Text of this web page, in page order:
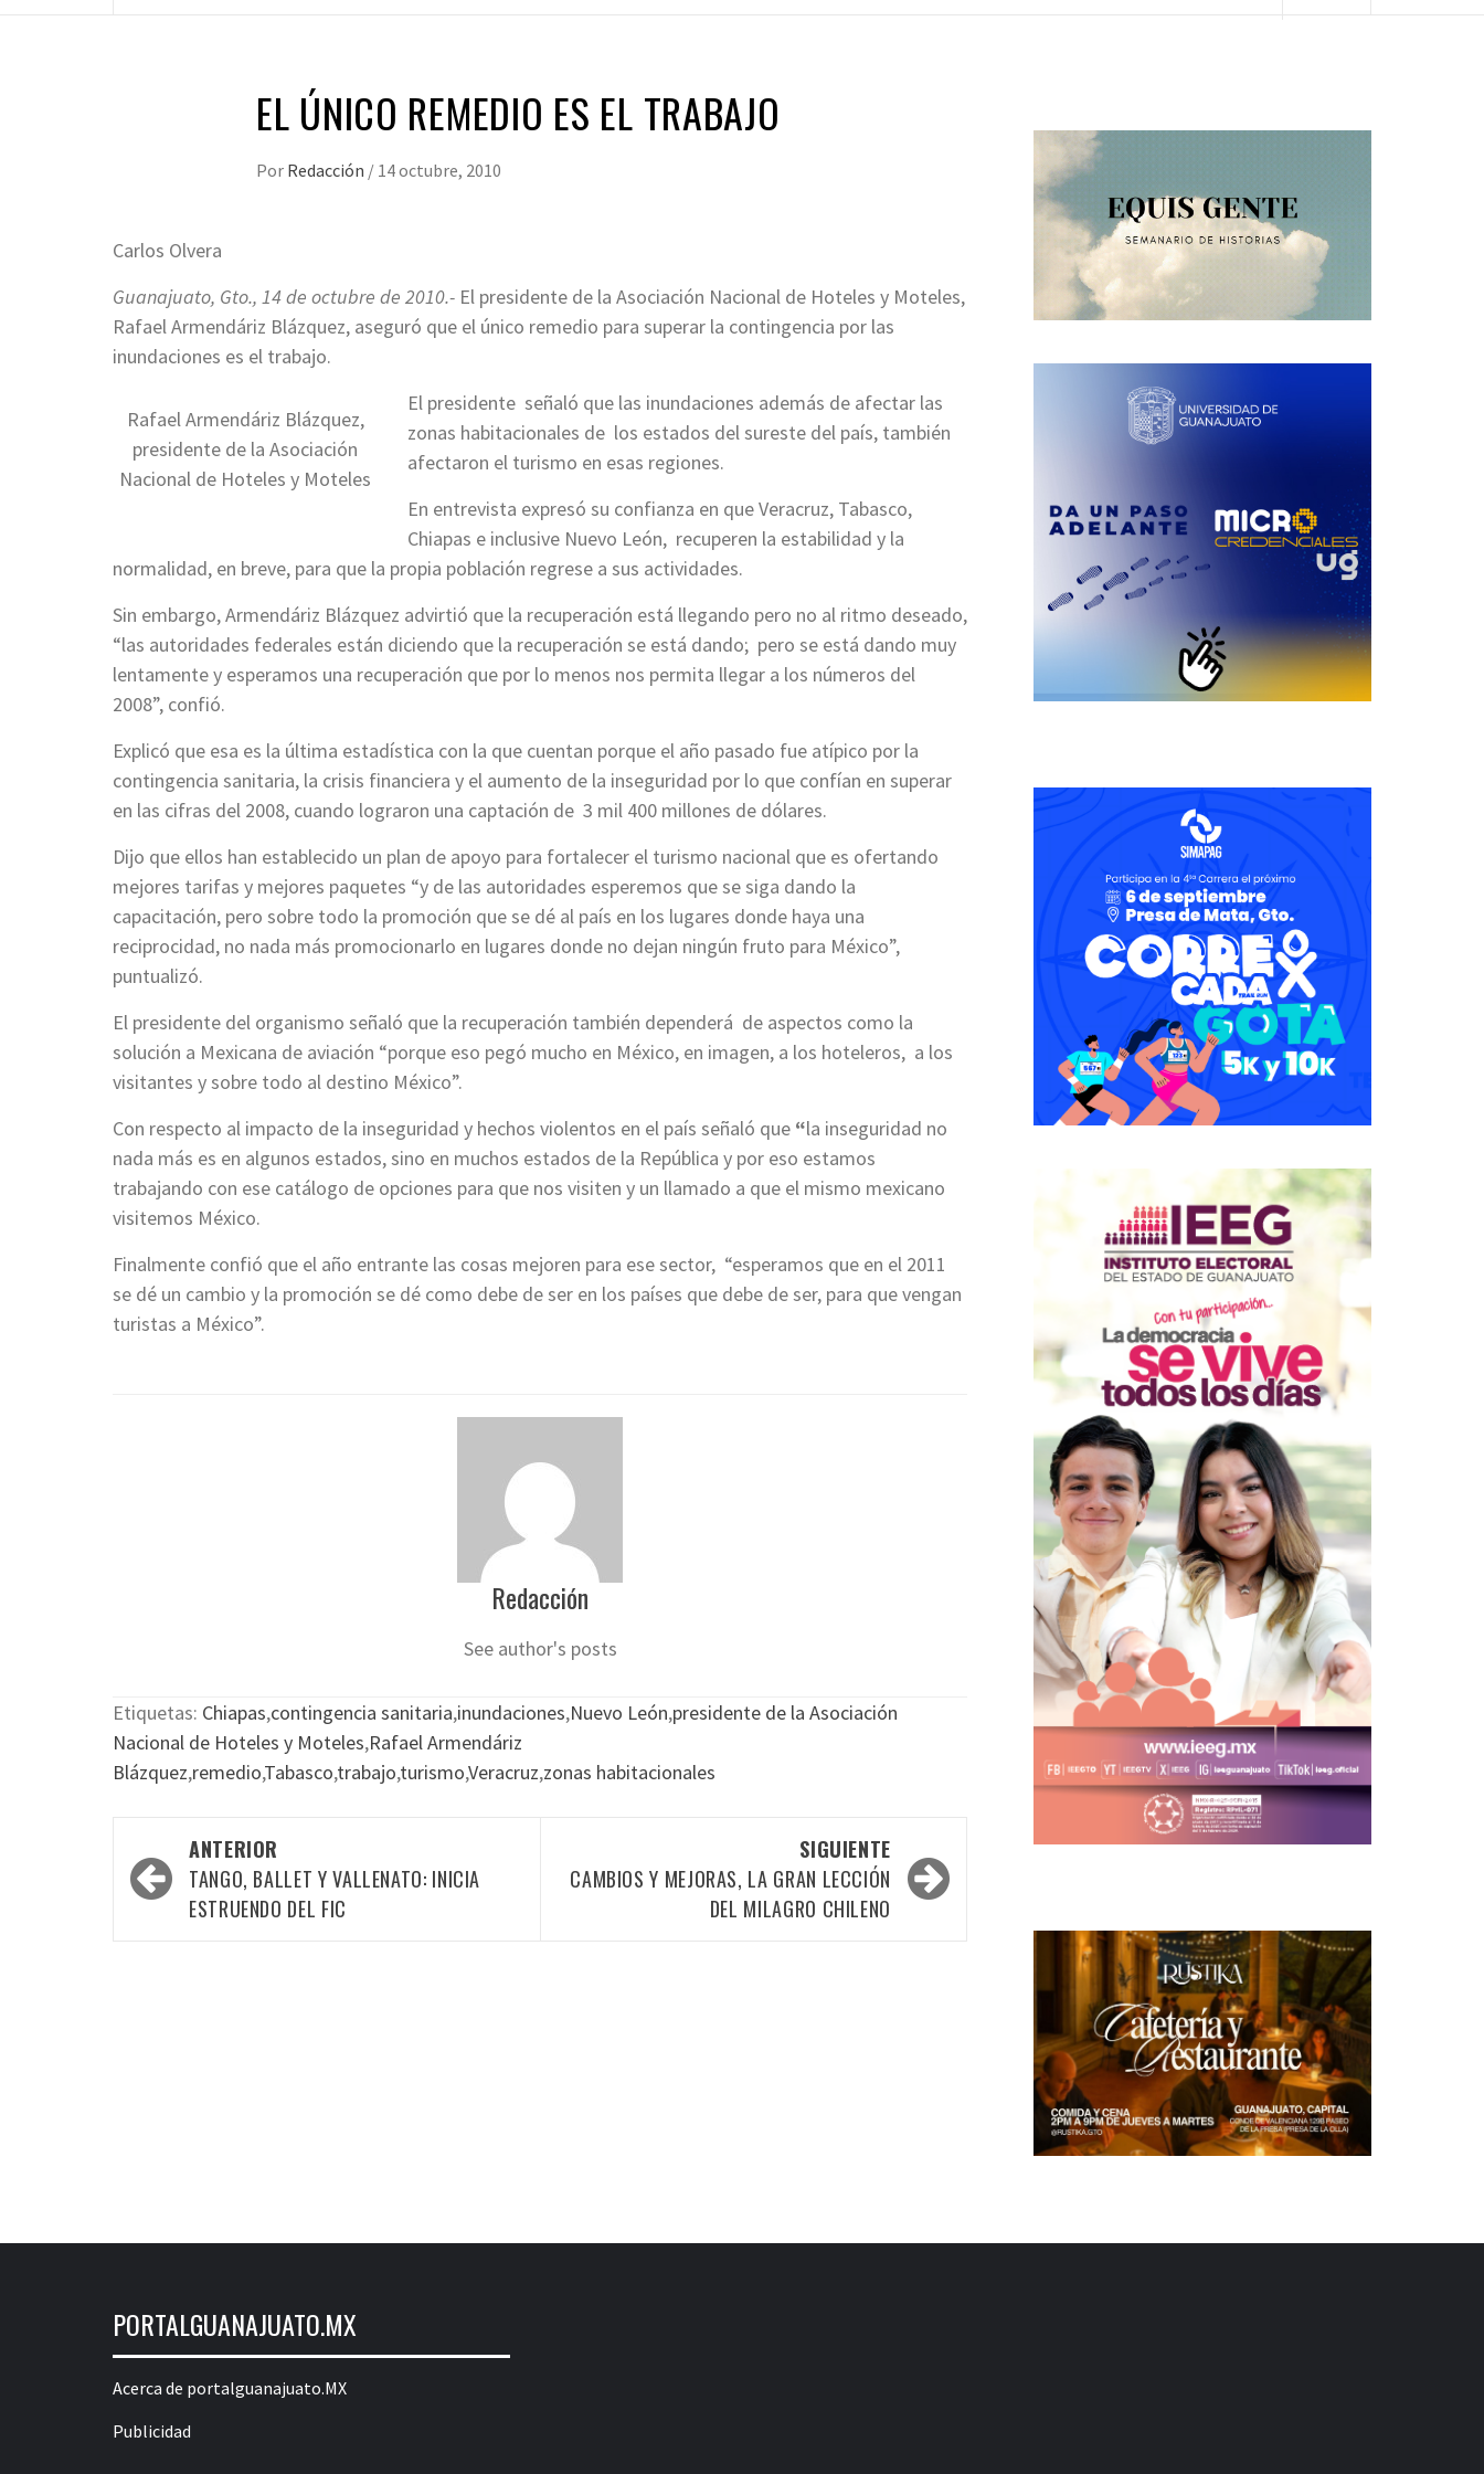
EL ÚNICO REMEDIO ES EL TRABAJO
Por Redacción / 14 octubre, 2010
Carlos Olvera
Guanajuato, Gto., 14 de octubre de 2010.- El presidente de la Asociación Nacional de Hoteles y Moteles,
Rafael Armendáriz Blázquez, aseguró que el único remedio para superar la contingencia por las
inundaciones es el trabajo.
Rafael Armendáriz Blázquez,
presidente de la Asociación
Nacional de Hoteles y Moteles
El presidente señaló que las inundaciones además de afectar las
zonas habitacionales de los estados del sureste del país, también
afectaron el turismo en esas regiones.
En entrevista expresó su confianza en que Veracruz, Tabasco,
Chiapas e inclusive Nuevo León, recuperen la estabilidad y la
normalidad, en breve, para que la propia población regrese a sus actividades.
Sin embargo, Armendáriz Blázquez advirtió que la recuperación está llegando pero no al ritmo deseado,
“las autoridades federales están diciendo que la recuperación se está dando; pero se está dando muy
lentamente y esperamos una recuperación que por lo menos nos permita llegar a los números del
2008”, confió.
Explicó que esa es la última estadística con la que cuentan porque el año pasado fue atípico por la
contingencia sanitaria, la crisis financiera y el aumento de la inseguridad por lo que confían en superar
en las cifras del 2008, cuando lograron una captación de 3 mil 400 millones de dólares.
Dijo que ellos han establecido un plan de apoyo para fortalecer el turismo nacional que es ofertando
mejores tarifas y mejores paquetes “y de las autoridades esperemos que se siga dando la
capacitación, pero sobre todo la promoción que se dé al país en los lugares donde haya una
reciprocidad, no nada más promocionarlo en lugares donde no dejan ningún fruto para México”,
puntualizó.
El presidente del organismo señaló que la recuperación también dependerá de aspectos como la
solución a Mexicana de aviación “porque eso pegó mucho en México, en imagen, a los hoteleros, a los
visitantes y sobre todo al destino México”.
Con respecto al impacto de la inseguridad y hechos violentos en el país señaló que “la inseguridad no
nada más es en algunos estados, sino en muchos estados de la República y por eso estamos
trabajando con ese catálogo de opciones para que nos visiten y un llamado a que el mismo mexicano
visitemos México.
Finalmente confió que el año entrante las cosas mejoren para ese sector, “esperamos que en el 2011
se dé un cambio y la promoción se dé como debe de ser en los países que debe de ser, para que vengan
turistas a México”.
Redacción
See author's posts
Etiquetas: Chiapas,contingencia sanitaria,inundaciones,Nuevo León,presidente de la Asociación
Nacional de Hoteles y Moteles,Rafael Armendáriz
Blázquez,remedio,Tabasco,trabajo,turismo,Veracruz,zonas habitacionales
Navegación
por
ANTERIOR
TANGO, BALLET Y VALLENATO: INICIA
ESTRUENDO DEL FIC
SIGUIENTE
CAMBIOS Y MEJORAS, LA GRAN LECCIÓN
DEL MILAGRO CHILENO
PORTALGUANAJUATO.MX
Acerca de portalguanajuato.MX
Publicidad